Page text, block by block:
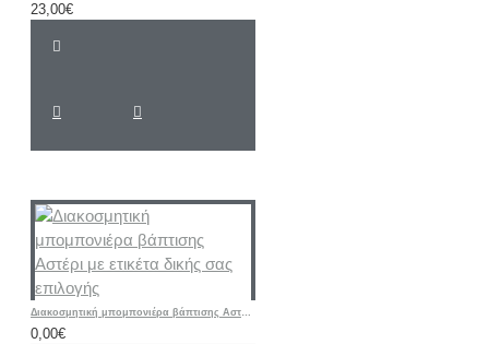
23,00€
Διακοσμητική μπομπονιέρα βάπτισης Αστέρι με ετικέτα δικής σας επιλογής
0,00€